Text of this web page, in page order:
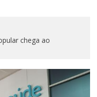
chega ao